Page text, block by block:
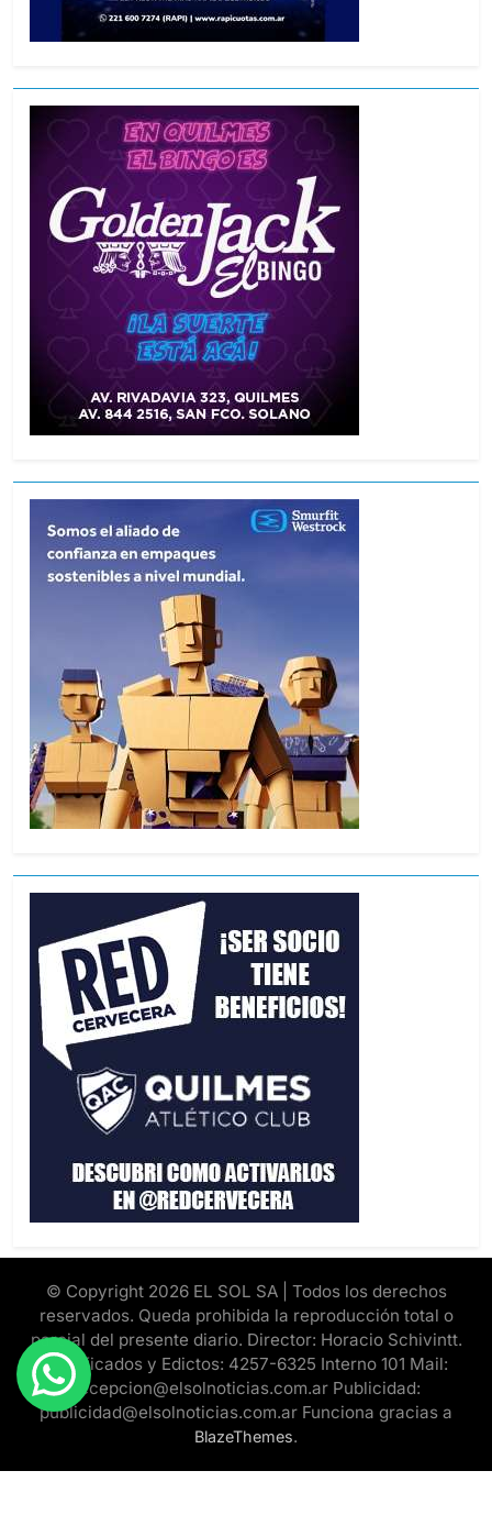
© Copyright 2026 EL SOL SA | Todos los derechos
reservados. Queda prohibida la reproducción total o
parcial del presente diario. Director: Horacio Schivintt.
Clasificados y Edictos: 4257-6325 Interno 101 Mail:
recepcion@elsolnoticias.com.ar Publicidad:
publicidad@elsolnoticias.com.ar Funciona gracias a
BlazeThemes.